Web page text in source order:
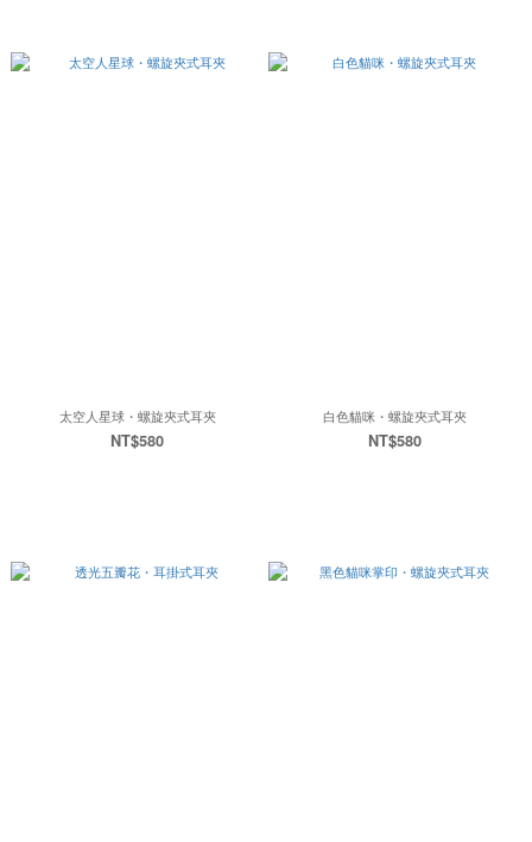
太空人星球・螺旋夾式耳夾
NT$580
白色貓咪・螺旋夾式耳夾
NT$580